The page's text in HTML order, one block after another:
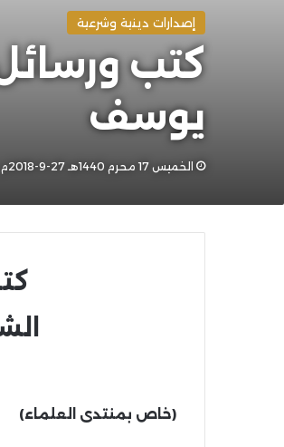
إصدارات دينية وشرعية
يوسف
الخميس 17 محرم 1440هـ 27-9-2018م
(خاص بمنتدى العلماء)